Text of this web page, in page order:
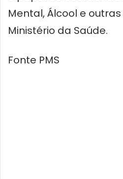
Mental, Álcool e
Ministério da Saúde.
Fonte PMS